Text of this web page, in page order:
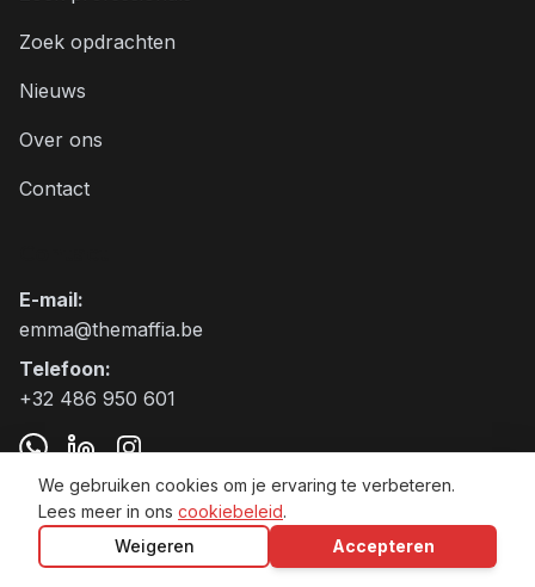
We gebruiken cookies om je ervaring te verbeteren.
Lees meer in ons cookiebeleid.
Weigeren
Accepteren
Zoek opdrachten
Nieuws
Over ons
Contact
E-mail:
emma@themaffia.be
Telefoon:
+32 486 950 601
The Maffia BV VAT:BE0797.905.271
Algemene voorwaarden
Privacybeleid